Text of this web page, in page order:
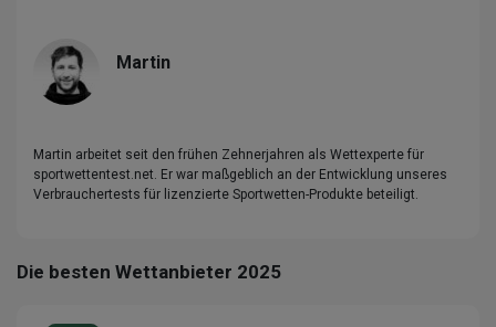
Martin
Martin arbeitet seit den frühen Zehnerjahren als Wettexperte für
sportwettentest.net. Er war maßgeblich an der Entwicklung unseres
Verbrauchertests für lizenzierte Sportwetten-Produkte beteiligt.
Die besten Wettanbieter 2025